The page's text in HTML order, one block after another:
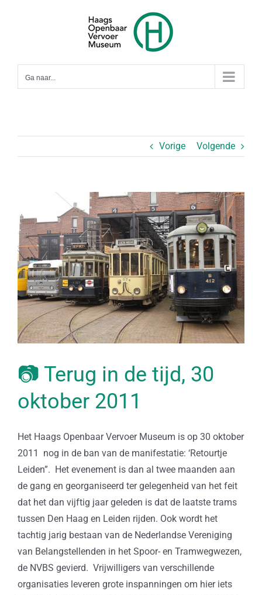
Ga naar...
Vorige Volgende
grotere
afbeelding
📷 Terug in de tijd, 30
oktober 2011
Het Haags Openbaar Vervoer Museum is op 30 oktober
2011 nog in de ban van de manifestatie: ‘Retourtje
Leiden”. Het evenement is dan al twee maanden aan
de gang en georganiseerd ter gelegenheid van het feit
dat het dan vijftig jaar geleden is dat de laatste trams
tussen Den Haag en Leiden rijden. Ook wordt het
tachtig jarig bestaan van de Nederlandse Vereniging
van Belangstellenden in het Spoor- en Tramwegwezen,
de NVBS gevierd. Vrijwilligers van verschillende
organisaties leveren grote inspanningen om hier iets